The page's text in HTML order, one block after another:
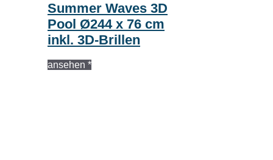
Summer Waves 3D
Pool Ø244 x 76 cm
inkl. 3D-Brillen
ansehen *